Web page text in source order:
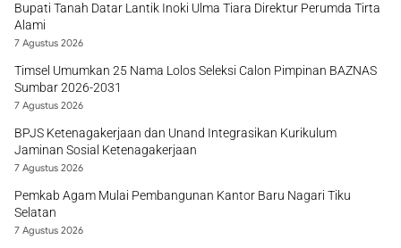
Bupati Tanah Datar Lantik Inoki Ulma Tiara Direktur Perumda Tirta
Alami
7 Agustus 2026
Timsel Umumkan 25 Nama Lolos Seleksi Calon Pimpinan BAZNAS
Sumbar 2026-2031
7 Agustus 2026
BPJS Ketenagakerjaan dan Unand Integrasikan Kurikulum
Jaminan Sosial Ketenagakerjaan
7 Agustus 2026
Pemkab Agam Mulai Pembangunan Kantor Baru Nagari Tiku
Selatan
7 Agustus 2026